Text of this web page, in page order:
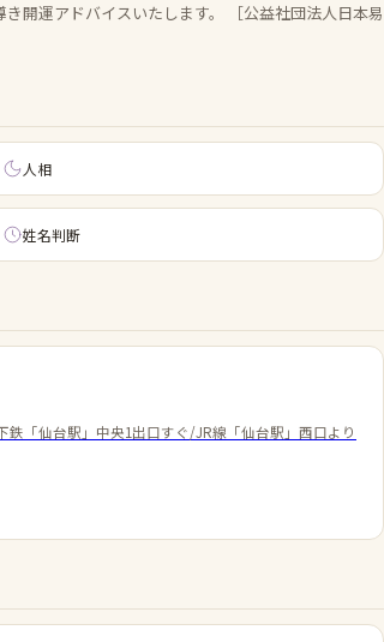
開運アドバイスいたします。 ［公益社団法人日本易
人相
姓名判断
鉄「仙台駅」中央1出口すぐ/JR線「仙台駅」西口より